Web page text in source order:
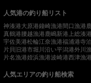
人気港の釣り船リスト
神湊港大原港鐘崎漁港間口漁港
真鶴港腰越漁港 鹿嶋新港 上総湊港
宇佐美港松輪江奈漁港福浦港寺
片貝旧港市堀川沿い平潟港外川
片名漁港姪浜漁港波崎港西津漁港
人気エリアの釣り船検索